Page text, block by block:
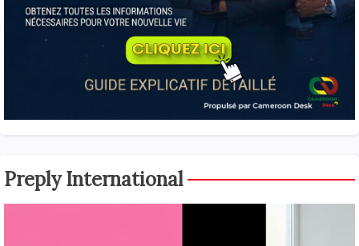
Preply International